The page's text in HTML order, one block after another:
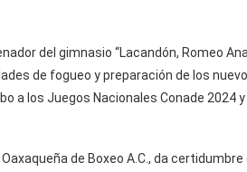
del gimnasio “Lacandón, Romeo
de fogueo y preparación de los
a los Juegos Nacionales Conade 2024 y
de Boxeo A.C., da certidumbre